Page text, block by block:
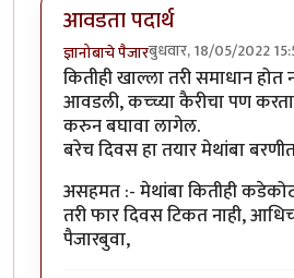
आवडता पदार्थ
ज्ञानोबाचे पैजारबुधवार, 18/05/2022
कितीही खाल्ला तरी समाधान होत
आवडली, कच्च्या कैरीचा पण
करुन बघावा लागेल.
बरेच दिवस हा तयार मेथांबा
असहमत :- मेथांबा कितीही
तरी फार दिवस टिकत नाही,
पैजारबुवा,